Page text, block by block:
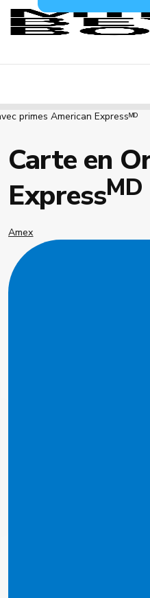
primes American Expressᴹᴰ
Carte en
ExpressMD
Amex